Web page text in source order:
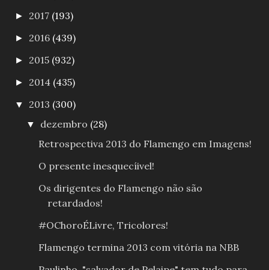
► 2017 (193)
► 2016 (439)
► 2015 (932)
► 2014 (435)
▼ 2013 (300)
▼ dezembro (28)
Retrospectiva 2013 do Flamengo em Imagens!
O presente inesquecíivel!
Os dirigentes do Flamengo não são
retardados!
#OChoroÉLivre, Tricolores!
Flamengo termina 2013 com vitória na NBB